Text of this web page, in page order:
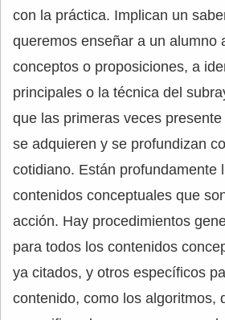
con la práctica. Implican un
queremos enseñar a un alumno
conceptos o proposiciones, a
principales o la técnica del
que las primeras veces
se adquieren y se profundizan
cotidiano. Están profundamente
contenidos conceptuales que
acción. Hay procedimientos
para todos los contenidos
ya citados, y otros específicos
contenido, como los algoritmos,